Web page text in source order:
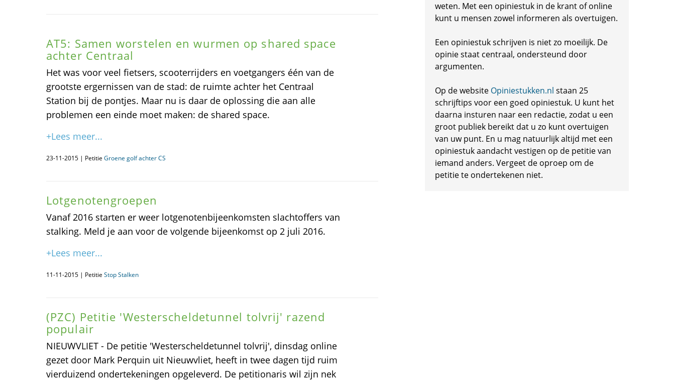
AT5: Samen worstelen en wurmen op shared space
achter Centraal
Het was voor veel fietsers, scooterrijders en voetgangers één van de
grootste ergernissen van de stad: de ruimte achter het Centraal
Station bij de pontjes. Maar nu is daar de oplossing die aan alle
problemen een einde moet maken: de shared space.
+Lees meer...
23-11-2015 | Petitie Groene golf achter CS
Lotgenotengroepen
Vanaf 2016 starten er weer lotgenotenbijeenkomsten slachtoffers van
stalking. Meld je aan voor de volgende bijeenkomst op 2 juli 2016.
+Lees meer...
11-11-2015 | Petitie Stop Stalken
(PZC) Petitie 'Westerscheldetunnel tolvrij' razend
populair
NIEUWVLIET - De petitie 'Westerscheldetunnel tolvrij', dinsdag online
gezet door Mark Perquin uit Nieuwvliet, heeft in twee dagen tijd ruim
vierduizend ondertekeningen opgeleverd. De petitionaris wil zijn nek
weten. Met een opiniestuk in de krant of online
kunt u mensen zowel informeren als overtuigen.
Een opiniestuk schrijven is niet zo moeilijk. De
opinie staat centraal, ondersteund door
argumenten.
Op de website Opiniestukken.nl staan 25
schrijftips voor een goed opiniestuk. U kunt het
daarna insturen naar een redactie, zodat u een
groot publiek bereikt dat u zo kunt overtuigen
van uw punt. En u mag natuurlijk altijd met een
opiniestuk aandacht vestigen op de petitie van
iemand anders. Vergeet de oproep om de
petitie te ondertekenen niet.